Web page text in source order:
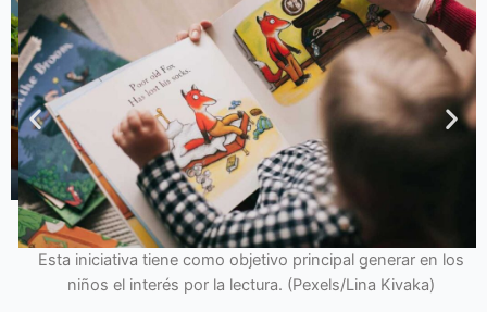
Esta iniciativa tiene como objetivo principal generar en los
niños el interés por la lectura. (Pexels/Lina Kivaka)